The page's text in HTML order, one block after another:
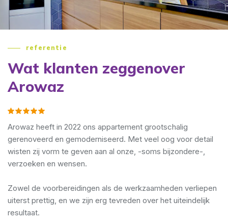
referentie
Wat klanten zeggenover
Arowaz
Uitstekende vakmensen met gevoel en oog voor kwaliteit en
service. De verbouwing is dan ook met de grootste zorg en
vakkundigheid uitgevoerd en bovendien exact conform de
afgegeven planning opgeleverd.